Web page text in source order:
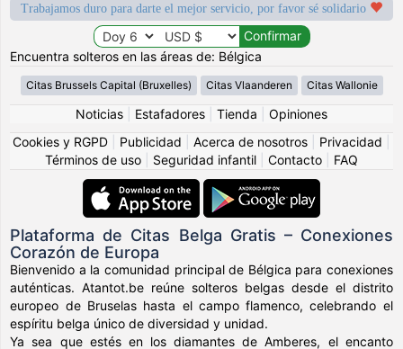
Trabajamos duro para darte el mejor servicio, por favor sé solidario
Encuentra solteros en las áreas de: Bélgica
Citas Brussels Capital (Bruxelles) Citas Vlaanderen Citas Wallonie
Noticias Estafadores Tienda
Opiniones
Cookies y RGPD
Publicidad Acerca de nosotros Privacidad
Términos de uso
Seguridad infantil Contacto FAQ
Plataforma de Citas Belga Gratis – Conexiones
Corazón de Europa
Bienvenido a la comunidad principal de Bélgica para conexiones
auténticas. Atantot.be reúne solteros belgas desde el distrito
europeo de Bruselas hasta el campo flamenco, celebrando el
espíritu belga único de diversidad y unidad.
Ya sea que estés en los diamantes de Amberes, el encanto